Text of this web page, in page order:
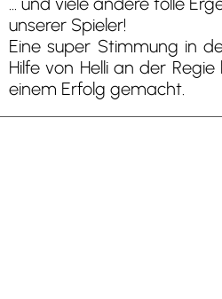
unserer Spieler!
Eine super Stimmung in
Hilfe von Helli an der
einem Erfolg gemacht.